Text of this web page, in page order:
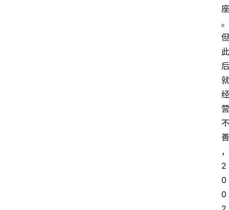
座
。
但
此
后
就
经
营
不
善
，
2
0
0